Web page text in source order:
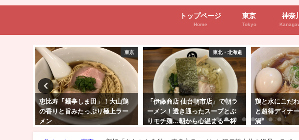
トップページ
Home
東京
Tokyo
神奈川
東京
」！大山鶏
東北・北海道
「伊藤商店 仙台朝市店」で朝ラ
ーメン！透き通ったスープとぷ
りモチ麺…朝から心温まる一杯
東京
鶏と水にこだわり 超旨ラーメン
と超得ディナー丼 ”中華そば和
渦”
「らーめ
蒲田の名
ん"！こっ